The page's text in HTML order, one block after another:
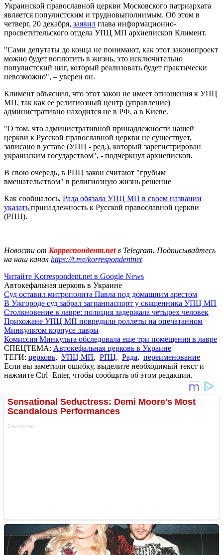
Украинской православной церкви Московского патриархата
является популистским и трудновыполнимым. Об этом в
четверг, 20 декабря, заявил глава информационно-
просветительского отдела УПЦ МП архиепископ Климент.
"Сами депутаты до конца не понимают, как этот законопроект
можно будет воплотить в жизнь, это исключительно
популистский шаг, который реализовать будет практически
невозможно", – уверен он.
Климент объяснил, что этот закон не имеет отношения к УПЦ
МП, так как ее религиозный центр (управление)
административно находится не в РФ, а в Киеве.
"О том, что административной принадлежности нашей
церкви к Русской православной церкви не существует,
записано в уставе (УПЦ - ред.), который зарегистрирован
украинским государством", - подчеркнул архиепископ.
В свою очередь, в РПЦ закон считают "грубым
вмешательством" в религиозную жизнь решение
Как сообщалось, Рада обязала УПЦ МП в своем названии
указать принадлежность к Русской православной церкви
(РПЦ).
Новости от Корреспондент.netв Telegram. Подписывайтесь
на наш канал https://t.me/korrespondentnet
Читайте Korrespondent.net в Google News
Автокефальная церковь в Украине
Суд оставил митрополита Павла под домашним арестом
В Ужгороде суд забрал загранпаспорт у священника УПЦ МП
Столкновение в лавре: полиция задержала четырех человек
Прихожане УПЦ МП повредили роллеты на опечатанном
Минкультом корпусе лавры
Комиссия Минкульта обследовала еще три помещения в лавре
СПЕЦТЕМА: Автокефальная церковь в Украине
ТЕГИ: церковь, УПЦ МП, РПЦ, Рада, переименование
Если вы заметили ошибку, выделите необходимый текст и
нажмите Ctrl+Enter, чтобы сообщить об этом редакции.